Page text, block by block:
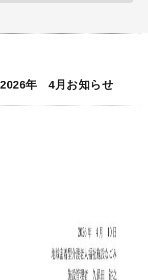
2026年 4月お知らせ